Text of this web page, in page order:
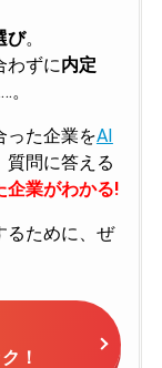
び。
わずに内定
った企業をAI
質問に答える
企業がわかる!
るために、ぜ
！